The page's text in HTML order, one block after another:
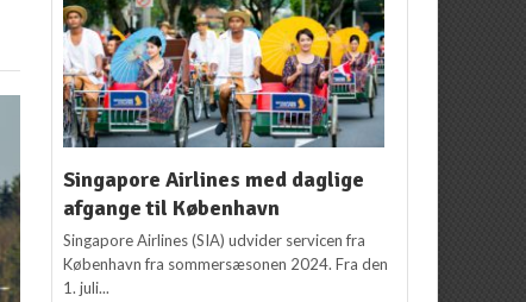
Singapore Airlines med daglige
afgange til København
Singapore Airlines (SIA) udvider servicen fra
København fra sommersæsonen 2024. Fra den
1. juli...